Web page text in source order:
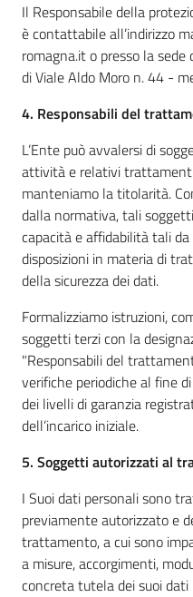
Il Responsabile della
è contattabile all’indirizzo
romagna.it o presso la
di Viale Aldo Moro n. 44 -
4. Responsabili del
L’Ente può avvalersi di
attività e relativi
manteniamo la titolarità.
dalla normativa, tali
capacità e affidabilità tali
disposizioni in materia di
della sicurezza dei dati.
Formalizziamo istruzioni,
soggetti terzi con la
"Responsabili del
verifiche periodiche al fine
dei livelli di garanzia
dell’incarico iniziale.
5. Soggetti autorizzati al
I Suoi dati personali sono
previamente autorizzato e
trattamento, a cui sono
a misure, accorgimenti,
concreta tutela dei suoi dati